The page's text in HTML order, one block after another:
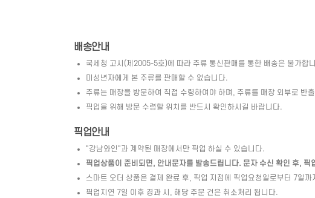
배송안내
국세청 고시(제2005-5호)에 따라 주류 통신판매를 통한 배송은 불가합
미성년자에게 본 주류를 판매할 수 없습니다.
주류는 매장을 방문하여 직접 수령하여야 하며, 주류를 매장 외부로 반
픽업을 위해 방문 수령할 위치를 반드시 확인하시길 바랍니다.
픽업안내
"강남와인"과 계약된 매장에서만 픽업 하실 수 있습니다.
픽업상품이 준비되면, 안내문자를 발송드립니다. 문자 수신 확인 후, 픽
스마트 오더 상품은 결제 완료 후, 픽업 지점에 픽업요청일로부터 7일까
픽업지연 7일 이후 경과 시, 해당 주문 건은 취소처리 됩니다.